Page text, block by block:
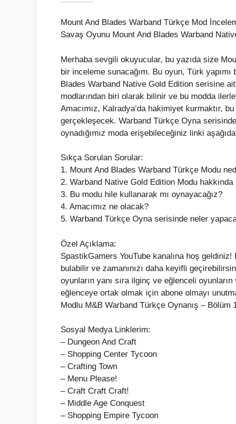
Mount And Blades Warband Türkçe Mod
Savaş Oyunu Mount And Blades Warband
Merhaba sevgili okuyucular, bu yazıda size
bir inceleme sunacağım. Bu oyun, Türk
Blades Warband Native Gold Edition serisine
modlarından biri olarak bilinir ve bu modda
Amacımız, Kalradya’da hakimiyet kurmaktır,
gerçekleşecek. Warband Türkçe Oyna
oynadığımız moda erişebileceğiniz linki
Sıkça Sorulan Sorular:
1. Mount And Blades Warband Türkçe Modu
2. Warband Native Gold Edition Modu
3. Bu modu hile kullanarak mı oynayacağız?
4. Amacımız ne olacak?
5. Warband Türkçe Oyna serisinde neler
Özel Açıklama:
SpastikGamers YouTube kanalına hoş
bulabilir ve zamanınızı daha keyifli
oyunların yanı sıra ilginç ve eğlenceli
eğlenceye ortak olmak için abone olmayı
Modlu M&B Warband Türkçe Oynanış –
Sosyal Medya Linklerim:
– Dungeon And Craft
– Shopping Center Tycoon
– Crafting Town
– Menu Please!
– Craft Craft Craft!
– Middle Age Conquest
– Shopping Empire Tycoon